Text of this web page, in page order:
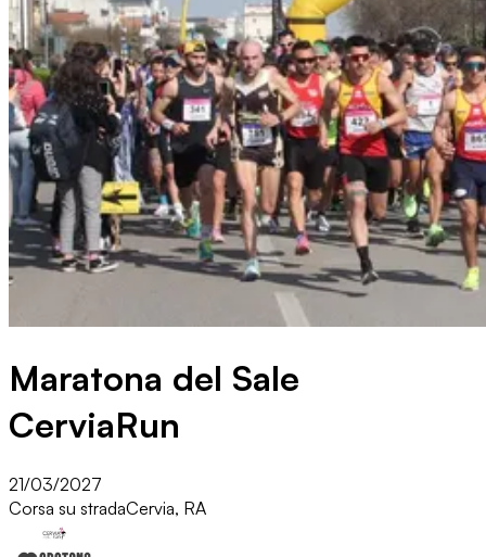
Maratona del Sale
CerviaRun
21/03/2027
Corsa su stradaCervia, RA